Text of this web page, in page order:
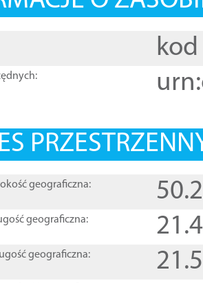
kod
geograficzna:
geograficzna:
geograficzna: